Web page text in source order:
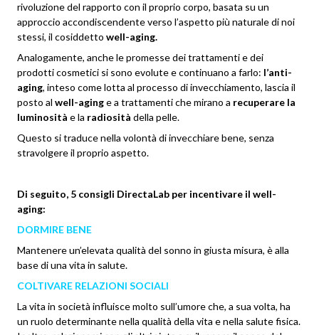
rivoluzione del rapporto con il proprio corpo, basata su un
approccio accondiscendente verso l’aspetto più naturale di noi
stessi, il cosiddetto well-aging.
Analogamente, anche le promesse dei trattamenti e dei
prodotti cosmetici si sono evolute e continuano a farlo: l’anti-
aging, inteso come lotta al processo di invecchiamento, lascia il
posto al well-aginge a trattamenti che mirano a recuperare la
luminosità e la radiosità della pelle.
Questo si traduce nella volontà di invecchiare bene, senza
stravolgere il proprio aspetto.
Di seguito, 5 consigli DirectaLab per incentivare il well-
aging:
DORMIRE BENE
Mantenere un’elevata qualità del sonno in giusta misura, è alla
base di una vita in salute.
COLTIVARE RELAZIONI SOCIALI
La vita in società influisce molto sull’umore che, a sua volta, ha
un ruolo determinante nella qualità della vita e nella salute fisica.